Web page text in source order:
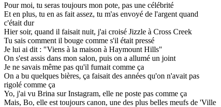
Pour moi, tu seras toujours mon pote, pas une célébrité
Et en plus, tu en as fait assez, tu m'as envoyé de l'argent quand
c'était dur
Hier soir, quand il faisait nuit, j'ai croisé Jizzle à Cross Creek
Tu sais comment il bouge comme s'il était pressé
Je lui ai dit : "Viens à la maison à Haymount Hills"
On s'est assis dans mon salon, puis on a allumé un joint
Je ne savais même pas qu'il fumait comme ça
On a bu quelques bières, ça faisait des années qu'on n'avait pas
rigolé comme ça
Yo, j'ai vu Brina sur Instagram, elle ne poste pas comme ça
Mais, Bo, elle est toujours canon, une des plus belles meufs de 'Ville